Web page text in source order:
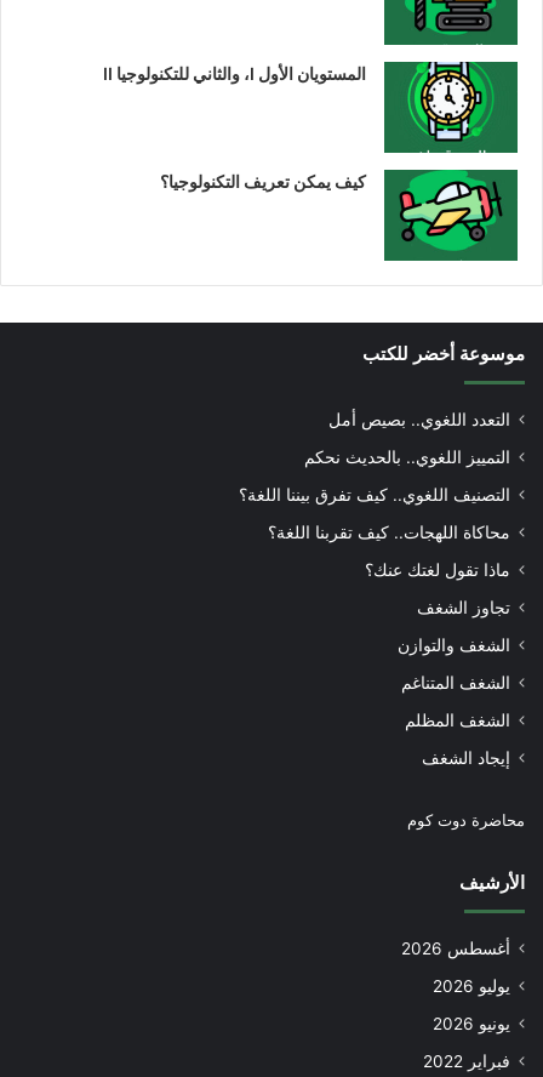
المستويان الأول I، والثاني للتكنولوجيا II
كيف يمكن تعريف التكنولوجيا؟
موسوعة أخضر للكتب
التعدد اللغوي.. بصيص أمل
التمييز اللغوي.. بالحديث نحكم
التصنيف اللغوي.. كيف تفرق بيننا اللغة؟
محاكاة اللهجات.. كيف تقربنا اللغة؟
ماذا تقول لغتك عنك؟
تجاوز الشغف
الشغف والتوازن
الشغف المتناغم
الشغف المظلم
إيجاد الشغف
محاضرة دوت كوم
الأرشيف
أغسطس 2026
يوليو 2026
يونيو 2026
فبراير 2022